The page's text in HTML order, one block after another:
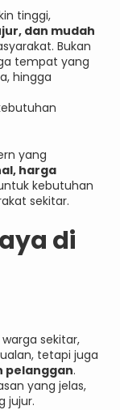
tinggi,
dan mudah
Bukan
tempat yang
hingga
yang
harga
kebutuhan
sekitar.
di
sekitar,
tetapi juga
pelanggan.
yang jelas,
jujur.